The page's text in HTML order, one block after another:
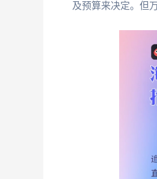
及预算来决定。但